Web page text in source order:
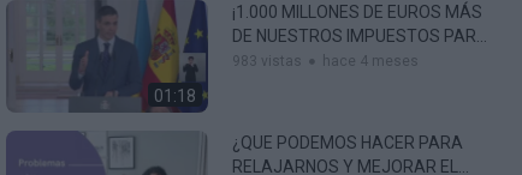
01:18
¡1.000 MILLONES DE EUROS MÁS
DE NUESTROS IMPUESTOS PARA
ZELENSKY!
983 vistas hace 4 meses
¿QUE PODEMOS HACER PARA
RELAJARNOS Y MEJORAR EL